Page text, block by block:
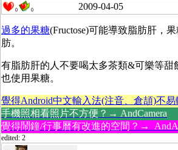
0 0 2009-04-05
過多的果糖(Fructose)可能導致脂肪肝，
肪。
有脂肪肝的人不要喝太多茶類&可樂等甜
也使用果糖。
覺得Android中文輸入法(注音、倉頡)不
手機照相看照片不方便？→ AndCamera
覺得鬧鐘/行事曆有改進的空間？→
edited: 2